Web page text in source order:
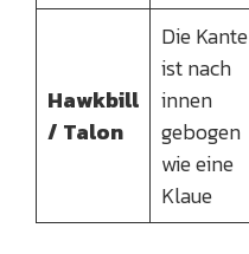
Hawkbill
/ Talon
Die Kante
ist nach
innen
gebogen
wie eine
Klaue